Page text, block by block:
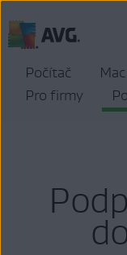
Počítač Mac
Pro firmy